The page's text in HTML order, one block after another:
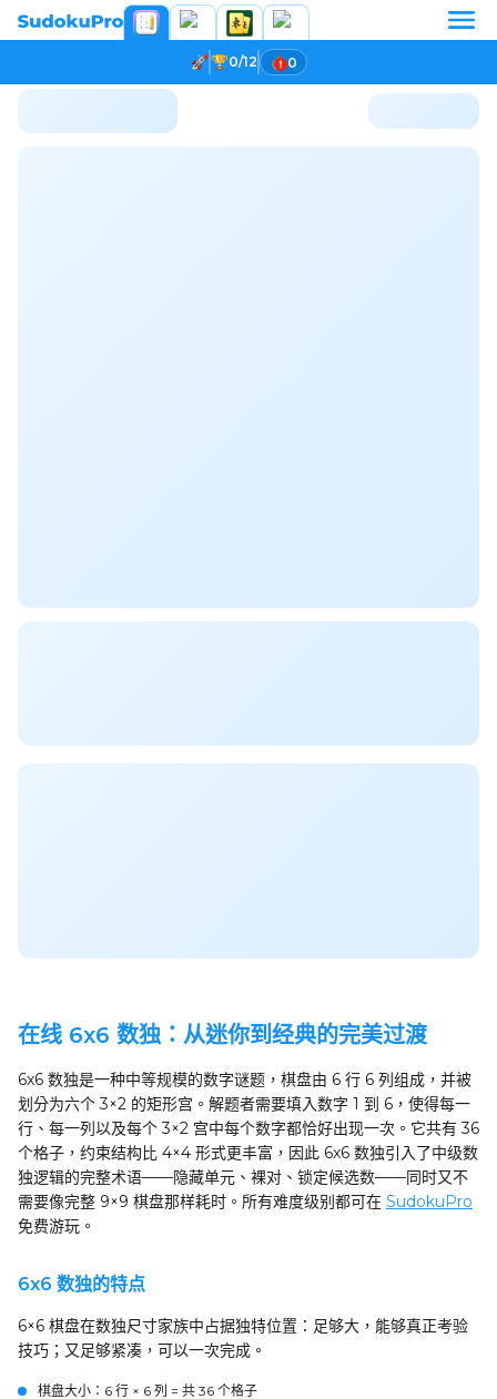
0/12 0
在线 6x6 数独：从迷你到经典的完美过渡
6x6 数独是一种中等规模的数字谜题，棋盘由 6 行 6 列组成，并被
划分为六个 3×2 的矩形宫。解题者需要填入数字 1 到 6，使得每一
行、每一列以及每个 3×2 宫中每个数字都恰好出现一次。它共有 36
个格子，约束结构比 4×4 形式更丰富，因此 6x6 数独引入了中级数
独逻辑的完整术语——隐藏单元、裸对、锁定候选数——同时又不
需要像完整 9×9 棋盘那样耗时。所有难度级别都可在 SudokuPro
免费游玩。
6x6 数独的特点
6×6 棋盘在数独尺寸家族中占据独特位置：足够大，能够真正考验
技巧；又足够紧凑，可以一次完成。
棋盘大小 ：6 行 × 6 列 = 共 36 个格子